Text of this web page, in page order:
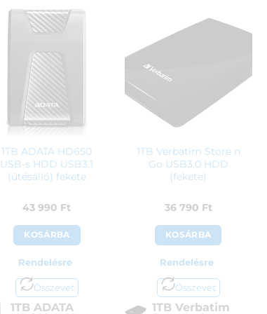
1TB ADATA HD650
USB-s HDD USB3.1
(ütésálló) fekete
43 990 Ft
KOSÁRBA
Rendelésre
Összevet
1TB ADATA
1TB Verbatim Store n
Go USB3.0 HDD
(fekete)
36 790 Ft
KOSÁRBA
Rendelésre
Összevet
1TB Verbatim